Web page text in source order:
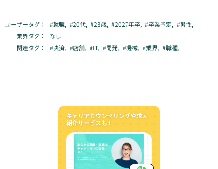
ユーザータグ： #就職, #20代, #23歳, #2027年卒, #卒業予定, #男性,
業界タグ：
なし
関連タグ：
#決済, #店舗, #IT, #開発, #機械, #業界, #職種,
キャリアカウンセリングや求人
紹介サービスも！